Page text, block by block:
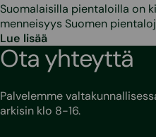
Suomalaisilla pientaloilla on
menneisyys Suomen
Lue lisää
Ota yhteyttä
Palvelemme
arkisin klo 8-16.